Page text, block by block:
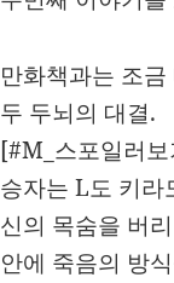
만화책과는 조
두 두뇌의 대결.
[#M_스포일러
승자는 L도 키라
신의 목숨을 버
안에 죽음의 방